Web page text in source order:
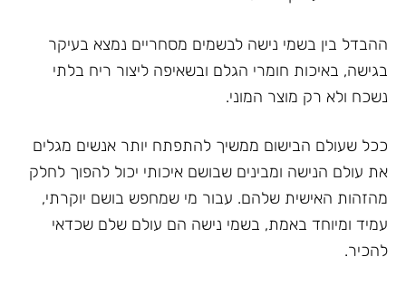
ההבדל בין בשמי נישה לבשמים מסחריים נמצא בעיקר
בגישה, באיכות חומרי הגלם ובשאיפה ליצור ריח בלתי
נשכח ולא רק מוצר המוני.
ככל שעולם הבישום ממשיך להתפתח יותר אנשים מגלים
את עולם הנישה ומבינים שבושם איכותי יכול להפוך לחלק
מהזהות האישית שלהם. עבור מי שמחפש בושם יוקרתי,
עמיד ומיוחד באמת, בשמי נישה הם עולם שלם שכדאי
להכיר.